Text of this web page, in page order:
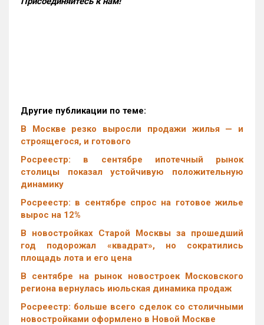
Другие публикации по теме:
В Москве резко выросли продажи жилья — и
строящегося, и готового
Росреестр: в сентябре ипотечный рынок
столицы показал устойчивую положительную
динамику
Росреестр: в сентябре спрос на готовое жилье
вырос на 12%
В новостройках Старой Москвы за прошедший
год подорожал «квадрат», но сократились
площадь лота и его цена
В сентябре на рынок новостроек Московского
региона вернулась июльская динамика продаж
Росреестр: больше всего сделок со столичными
новостройками оформлено в Новой Москве